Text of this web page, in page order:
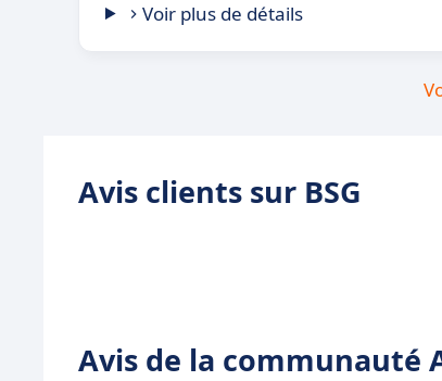
Voir plus de détails
Avis clients sur BSG
Avis de la communauté